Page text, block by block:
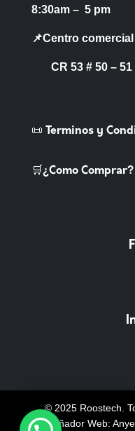
8:30am – 5 pm
📌Centro
CR 53 # 50 – 51
📜 Terminos y
🛒¿Como Comprar?
© 2025 Roostech.
Diseñador Web: